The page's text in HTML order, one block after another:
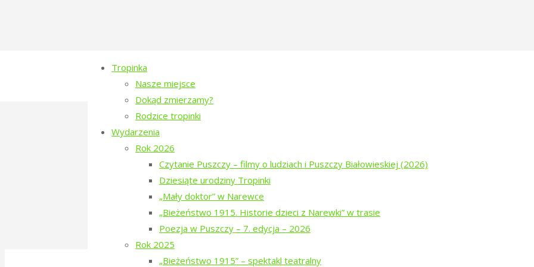
Tropinka
Nasze miejsce
Dokąd zmierzamy?
Rodzice tropinki
Wydarzenia
Rok 2026
Czytanie Puszczy – filmy o ludziach i Puszczy Białowieskiej (2026)
Dziesiąte urodziny Tropinki
„Mały doktor” w Narewce
„Bieżeństwo 1915. Historie dzieci z Narewki” w trasie
Poezja w Puszczy – 7. edycja – 2026
Rok 2025
„Bieżeństwo 1915” – spektakl teatralny
tropinka-2021-sasiedzi-ktorych-juz-nie-ma-mogila-
853 × 1280pixels 80. Rocznica Zagłady Żydów Narewkowskich
Previous image
Next image
©2016-2026 Stowarzyszenie na Rzecz Dialogu „Tropinka”